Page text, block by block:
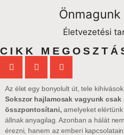
Életvezetési
CIKK
Az élet egy bonyolult út, tele
Sokszor hajlamosak vagyunk csak
összpontosítani, amelyeket
állnak anyagilag. Azonban a hálát
érezni, hanem az emberi